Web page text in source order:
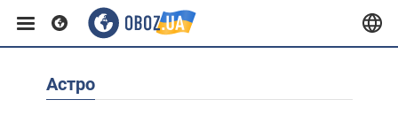
ЄвропаАстро